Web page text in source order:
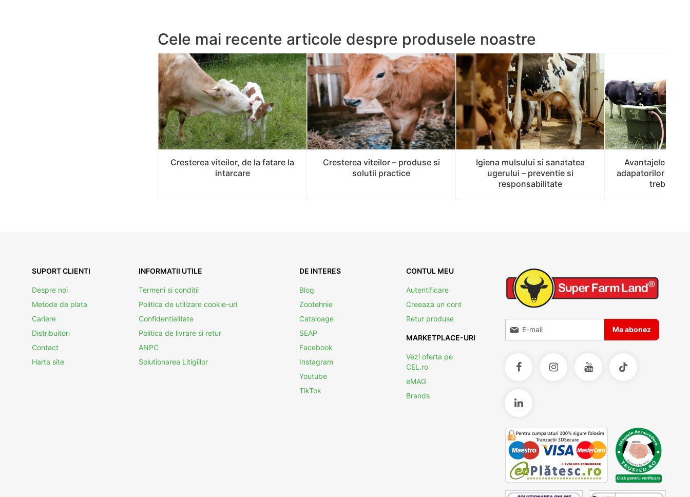
Cele mai recente articole despre produsele noastre
Cresterea viteilor, de la fatare la
intarcare
Cresterea viteilor – produse si
solutii practice
Igiena mulsului si sanatatea
ugerului – preventie si
responsabilitate
Avantajele si
adapatorilor
trebuie
SUPORT CLIENTI
Despre noi
Metode de plata
Cariere
Distribuitori
Contact
Harta site
INFORMATII UTILE
Termeni si conditii
Politica de utilizare cookie-uri
Confidentialitate
Politica de livrare si retur
ANPC
Solutionarea Litigiilor
DE INTERES
Blog
Zootehnie
Cataloage
SEAP
Facebook
Instagram
Youtube
TikTok
CONTUL MEU
Autentificare
Creeaza un cont
Retur produse
MARKETPLACE-URI
Vezi oferta pe
CEL.ro
eMAG
Brands
Inscrieti-va la Buletinele noastre informative
Ma abonez